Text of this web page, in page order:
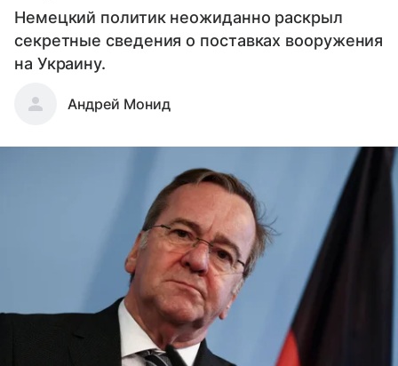
Немецкий политик неожиданно раскрыл
секретные сведения о поставках вооружения
на Украину.
Андрей Монид